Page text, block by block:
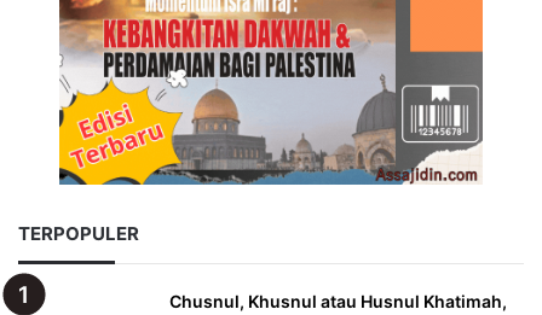
TERPOPULER
Chusnul, Khusnul atau Husnul Khatimah,